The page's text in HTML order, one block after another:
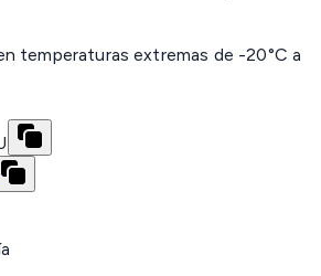
temperaturas extremas de -20°C a